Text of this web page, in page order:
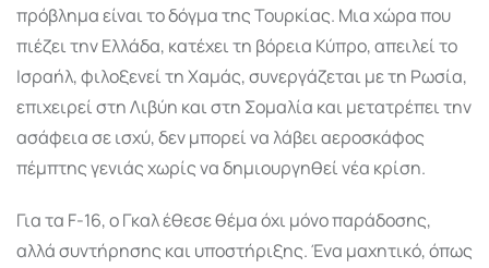
πρόβλημα είναι το δόγμα της Τουρκίας. Μια χώρα που
πιέζει την Ελλάδα, κατέχει τη βόρεια Κύπρο, απειλεί το
Ισραήλ, φιλοξενεί τη Χαμάς, συνεργάζεται με τη Ρωσία,
επιχειρεί στη Λιβύη και στη Σομαλία και μετατρέπει την
ασάφεια σε ισχύ, δεν μπορεί να λάβει αεροσκάφος
πέμπτης γενιάς χωρίς να δημιουργηθεί νέα κρίση.
Για τα F-16, ο Γκαλ έθεσε θέμα όχι μόνο παράδοσης,
αλλά συντήρησης και υποστήριξης. Ένα μαχητικό, όπως